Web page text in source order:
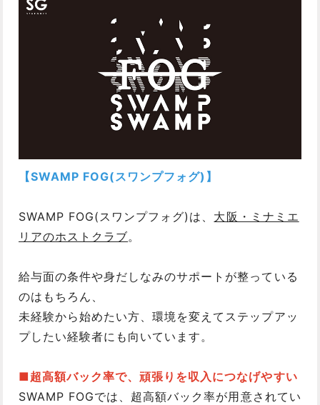
【SWAMP FOG(スワンプフォグ)】
SWAMP FOG(スワンプフォグ)は、 大阪・ミナミエ
リアのホストクラブ。
給与面の条件や身だしなみのサポートが整っている
のはもちろん、
未経験から始めたい方、環境を変えてステップアッ
プしたい経験者にも向いています。
■超高額バック率で、頑張りを収入につなげやすい
SWAMP FOGでは、超高額バック率が用意されてい